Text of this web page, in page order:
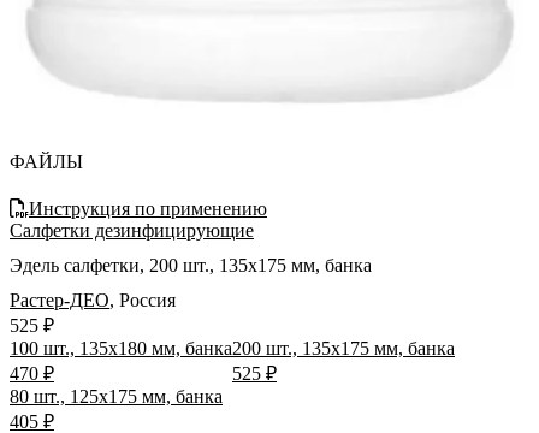
ФАЙЛЫ
Инструкция по применению
Салфетки дезинфицирующие
Эдель салфетки, 200 шт., 135х175 мм, банка
Растер-ДЕО, Россия
100 шт., 135х180 мм, банка
470 ₽
200 шт., 135х175 мм, банка
525 ₽
80 шт., 125х175 мм, банка
405 ₽
525 ₽